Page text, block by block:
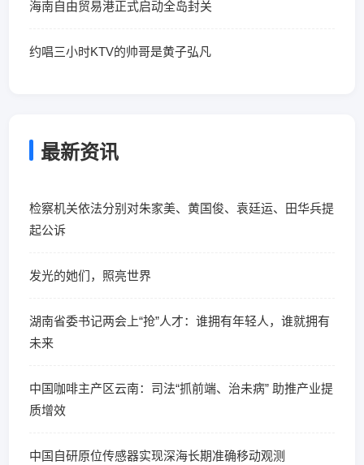
海南自由贸易港正式启动全岛封关
约唱三小时KTV的帅哥是黄子弘凡
最新资讯
检察机关依法分别对朱家美、黄国俊、袁廷运、田华兵提
起公诉
发光的她们，照亮世界
湖南省委书记两会上“抢”人才：谁拥有年轻人，谁就拥有
未来
中国咖啡主产区云南：司法“抓前端、治未病” 助推产业提
质增效
中国自研原位传感器实现深海长期准确移动观测